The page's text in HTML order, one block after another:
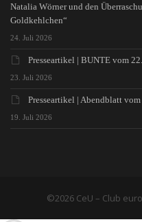
Natalia Wörner und den
Goldkehlchen“
24. Juli 2026
Presseartikel | BUNTE vom
23. Juli 2026
Presseartikel | Abendblatt
19. Juli 2026
©2026 CeU – Club